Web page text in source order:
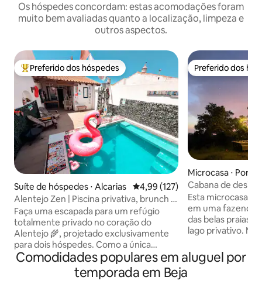
Os hóspedes concordam: estas acomodações foram
muito bem avaliadas quanto a localização, limpeza e
outros aspectos.
Entre os melhores preferidos dos hóspedes
Preferido dos hóspedes
Suíte de hóspedes ⋅ Alcarias 4,99 de uma avaliação média de
4,99 (127)
Alentejo Zen | Piscina privativa, brunch e
retiro para 2
Faça uma escapada para um refúgio
totalmente privado no coração do
Alentejo 🌾, projetado exclusivamente
para dois hóspedes. Como a única
acomodação para hóspedes na
propriedade, o Alentejo Zen oferece
total privacidade, piscina privativa,
Preferido dos
Preferido dos
Microcasa ⋅
Cabana de
privativa ao ar
Esta microcasa
em uma fazenda
das belas praias
lago privativo.
alentejano. Um
partir da cozinha
Comodidades populares em aluguel por
temporada em Beja